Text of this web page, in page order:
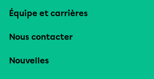
Équipe et carrières
Nous contacter
Nouvelles